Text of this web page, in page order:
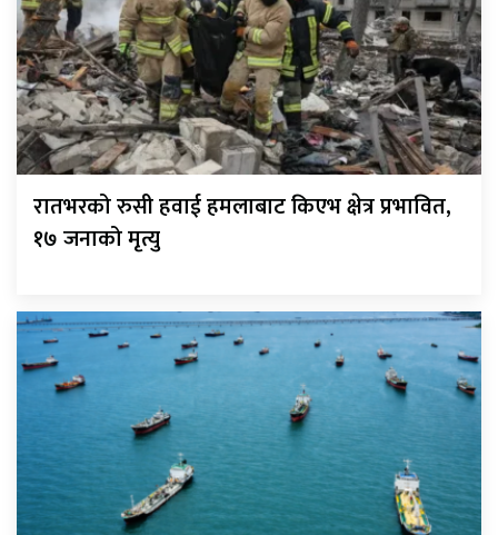
रातभरको रुसी हवाई हमलाबाट किएभ क्षेत्र प्रभावित,
१७ जनाको मृत्यु